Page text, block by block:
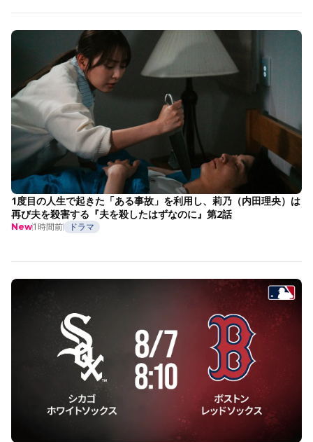
1度目の人生で起きた「ある事故」を利用し、莉乃（内田理央）は
再び夫を殺害する『夫を殺したはずなのに』第2話
New1時間前 ドラマ